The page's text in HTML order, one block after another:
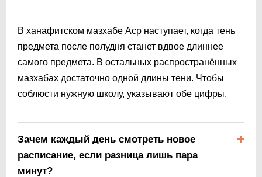
В ханафитском мазхабе Аср наступает, когда тень
предмета после полудня станет вдвое длиннее
самого предмета. В остальных распространённых
мазхабах достаточно одной длины тени. Чтобы
соблюсти нужную школу, указывают обе цифры.
Зачем каждый день смотреть новое
расписание, если разница лишь пара
минут?